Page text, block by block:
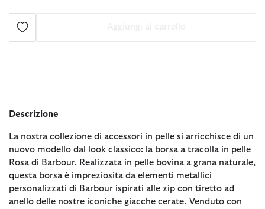
Descrizione
La nostra collezione di accessori in pelle si arricchisce di un
nuovo modello dal look classico: la borsa a tracolla in pelle
Rosa di Barbour. Realizzata in pelle bovina a grana naturale,
questa borsa è impreziosita da elementi metallici
personalizzati di Barbour ispirati alle zip con tiretto ad
anello delle nostre iconiche giacche cerate. Venduto con